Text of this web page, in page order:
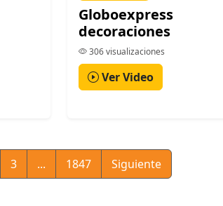
Globoexpress
decoraciones
306 visualizaciones
Ver Video
3 ... 1847 Siguiente